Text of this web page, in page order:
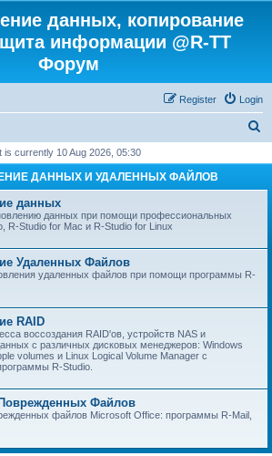
данных, копирование
информации @R-TT
Форум
Login
Register
r
is currently 10 Aug 2026, 05:30
ДАННЫХ И УДАЛЕННЫХ ФАЙЛОВ
данных
данных при помощи профессиональных
R-Studio for Mac и R-Studio for Linux
Удаленных Файлов
удаленных файлов при помощи программы R-
RAID
воссоздания RAID'ов, устройств NAS и
с различных дисковых менеджеров: Windows
volumes и Linux Logical Volume Manager с
R-Studio.
Файлов
файлов Microsoft Office: программы R-Mail,